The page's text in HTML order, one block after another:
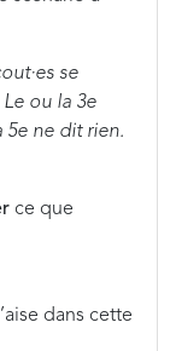
se
ou la 3e
5e ne dit rien.
ce que
dans cette